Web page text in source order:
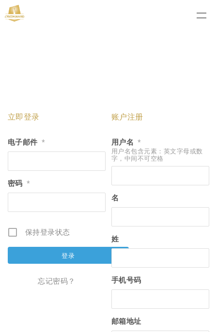
立即登录
电子邮件 *
密码 *
保持登录状态
忘记密码？
账户注册
用户名 *
用户名包含元素：英文字母或数
字，中间不可空格
名
姓
手机号码
邮箱地址